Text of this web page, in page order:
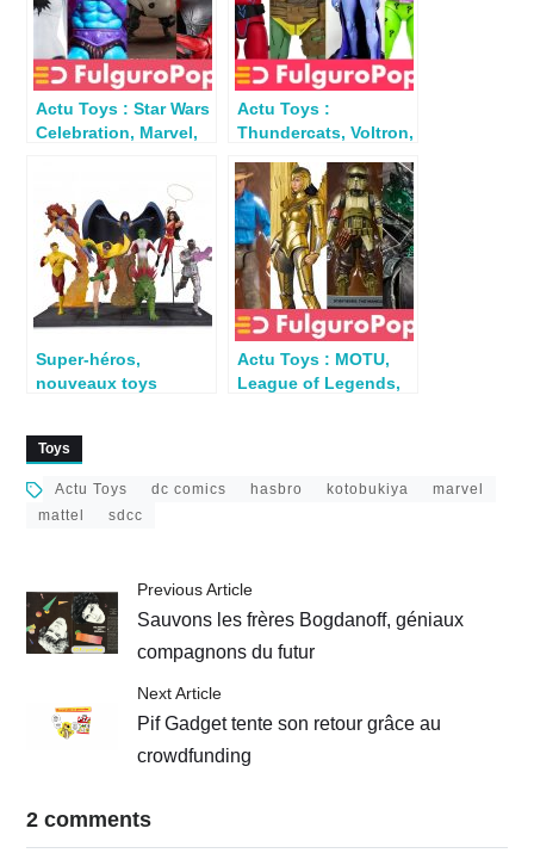
Actu Toys : Star Wars
Celebration, Marvel,
Actu Toys :
Thundercats, Voltron,
Spiderverse, MOTU…
Super-héros,
nouveaux toys
Actu Toys : MOTU,
League of Legends,
Toys
Actu Toys dc comics hasbro kotobukiya
marvel
mattel
sdcc
Previous Article
Sauvons les frères Bogdanoff, géniaux
compagnons du futur
Next Article
Pif Gadget tente son retour grâce au
crowdfunding
2 comments